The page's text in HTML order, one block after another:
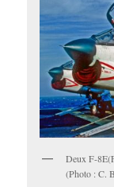
Deux F-
(Photo : C.